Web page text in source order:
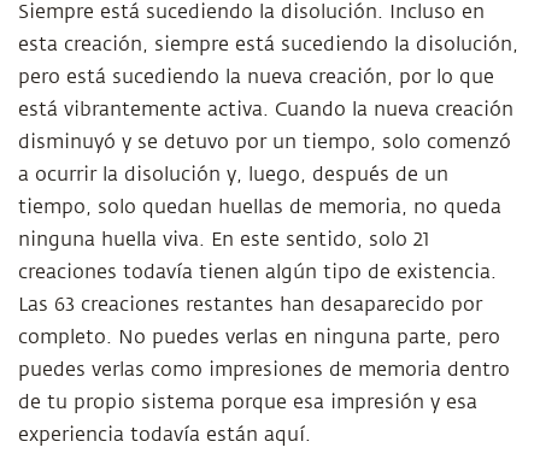
Siempre está sucediendo la disolución. Incluso en
esta creación, siempre está sucediendo la disolución,
pero está sucediendo la nueva creación, por lo que
está vibrantemente activa. Cuando la nueva creación
disminuyó y se detuvo por un tiempo, solo comenzó
a ocurrir la disolución y, luego, después de un
tiempo, solo quedan huellas de memoria, no queda
ninguna huella viva. En este sentido, solo 21
creaciones todavía tienen algún tipo de existencia.
Las 63 creaciones restantes han desaparecido por
completo. No puedes verlas en ninguna parte, pero
puedes verlas como impresiones de memoria dentro
de tu propio sistema porque esa impresión y esa
experiencia todavía están aquí.